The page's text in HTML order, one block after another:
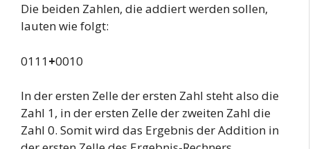
Die beiden Zahlen, die addiert werden sollen,
lauten wie folgt:
0111+0010
In der ersten Zelle der ersten Zahl steht also die
Zahl 1, in der ersten Zelle der zweiten Zahl die
Zahl 0. Somit wird das Ergebnis der Addition in